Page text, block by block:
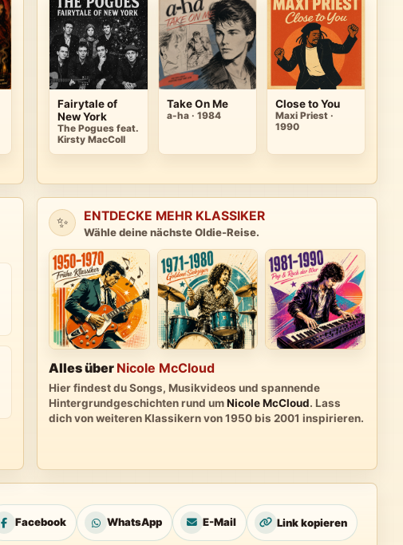
Fairytale of
New York
The Pogues feat.
Kirsty MacColl
Take On Me
a-ha · 1984
Close to You
Maxi Priest ·
1990
✨ ENTDECKE MEHR KLASSIKER
Wähle deine nächste Oldie-Reise.
Alles über Nicole McCloud
Hier findest du Songs, Musikvideos und spannende
Hintergrundgeschichten rund umNicole McCloud. Lass
dich von weiteren Klassikern von 1950 bis 2001 inspirieren.
Facebook WhatsApp E-Mail Link kopieren